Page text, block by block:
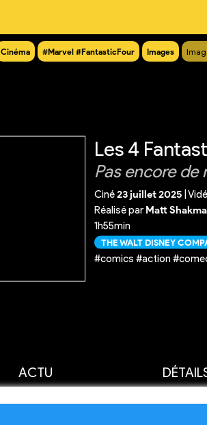
Cinéma #Marvel #FantasticFour Images
Les 4
Pas encore de
Ciné23 juillet 2025
Réalisé par Matt
1h55min
THE WALT DISNEY
#comics #action
ACTU